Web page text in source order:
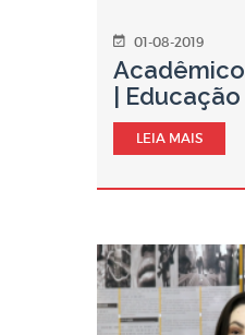
01-08-2019
|
LEIA MAIS